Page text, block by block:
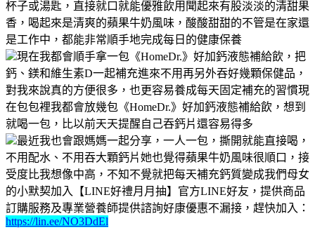
杯子或湯匙，直接就口就能優雅飲用聞起來有股淡淡的清甜果
香，喝起來是清爽的蘋果牛奶風味，酸酸甜甜的不管是在家還
是工作中，都能非常順手地完成每日的健康保養
現在我都會順手拿一包《HomeDr.》好加鈣液態補給飲，把
鈣、鎂和維生素D一起補充進來不用再另外吞好幾顆保健品，
對我來說真的方便很多，也更容易養成每天固定補充的習慣現
在包包裡我都會放幾包《HomeDr.》好加鈣液態補給飲，想到
就喝一包，比以前天天提醒自己吞鈣片還容易得多
最近我也會跟媽媽一起分享，一人一包，撕開就能直接喝，
不用配水、不用吞大顆鈣片她也覺得蘋果牛奶風味很順口，接
受度比我想像中高，不知不覺就把每天補充鈣質變成我們母女
的小默契加入【LINE好禮月月抽】官方LINE好友，提供商品
訂購服務及專業營養師提供諮詢好康優惠不漏接，趕快加入：
https://lin.ee/NO3DdEl